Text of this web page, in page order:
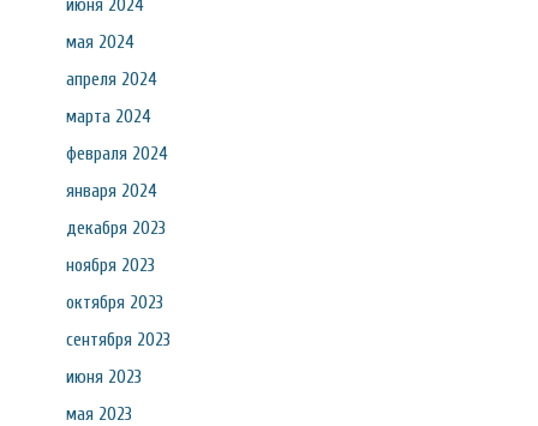
июня 2024
мая 2024
апреля 2024
марта 2024
февраля 2024
января 2024
декабря 2023
ноября 2023
октября 2023
сентября 2023
июня 2023
мая 2023